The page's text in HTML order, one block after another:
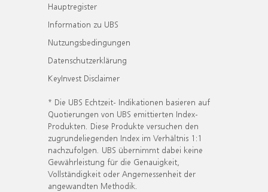
Hauptregister
Information zu UBS
Nutzungsbedingungen
Datenschutzerklärung
KeyInvest Disclaimer
* Die UBS Echtzeit- Indikationen basieren auf
Quotierungen von UBS emittierten Index-
Produkten. Diese Produkte versuchen den
zugrundeliegenden Index im Verhältnis 1:1
nachzufolgen. UBS übernimmt dabei keine
Gewährleistung für die Genauigkeit,
Vollständigkeit oder Angemessenheit der
angewandten Methodik.